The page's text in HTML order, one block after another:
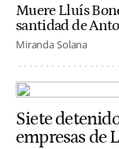
Muere Lluís
santidad de
Miranda Solana
Siete
empresas de